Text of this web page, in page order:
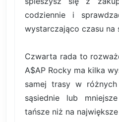
codziennie i
wystarczająco czasu na
Czwarta rada to
A$AP Rocky ma kilka
samej trasy w
sąsiednie lub
tańsze niż na